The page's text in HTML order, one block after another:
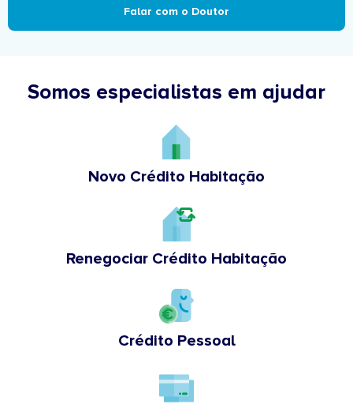
Falar com o Doutor
Somos especialistas em ajudar
Novo Crédito Habitação
Renegociar Crédito Habitação
Crédito Pessoal